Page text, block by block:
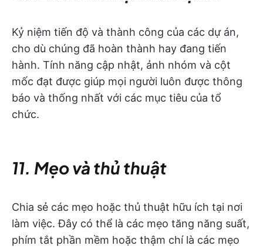
Kỷ niệm tiến độ và thành công của các dự án,
cho dù chúng đã hoàn thành hay đang tiến
hành. Tính năng cập nhật, ảnh nhóm và cột
mốc đạt được giúp mọi người luôn được thông
báo và thống nhất với các mục tiêu của tổ
chức.
11. Mẹo và thủ thuật
Chia sẻ các mẹo hoặc thủ thuật hữu ích tại nơi
làm việc. Đây có thể là các mẹo tăng năng suất,
phím tắt phần mềm hoặc thậm chí là các mẹo